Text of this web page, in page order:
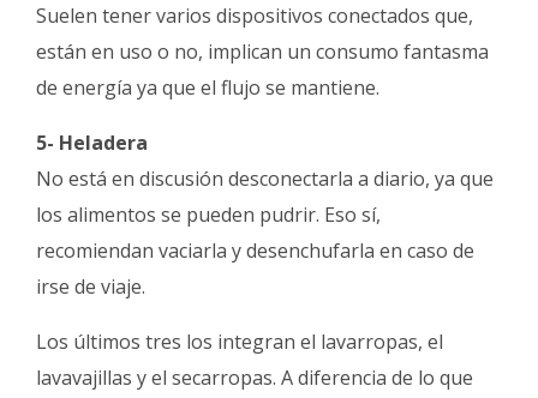
Suelen tener varios dispositivos conectados que,
están en uso o no, implican un consumo fantasma
de energía ya que el flujo se mantiene.
5- Heladera
No está en discusión desconectarla a diario, ya que
los alimentos se pueden pudrir. Eso sí,
recomiendan vaciarla y desenchufarla en caso de
irse de viaje.
Los últimos tres los integran el lavarropas, el
lavavajillas y el secarropas. A diferencia de lo que